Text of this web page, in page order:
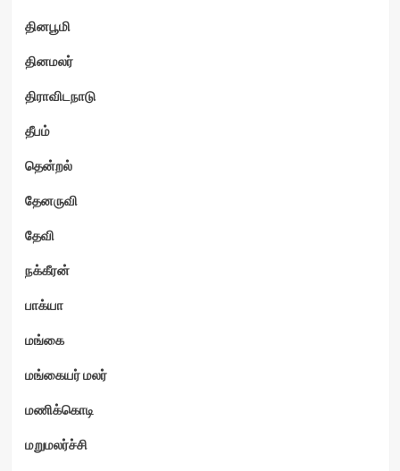
தினபூமி
தினமலர்
திராவிடநாடு
தீபம்
தென்றல்
தேனருவி
தேவி
நக்கீரன்
பாக்யா
மங்கை
மங்கையர் மலர்
மணிக்கொடி
மறுமலர்ச்சி